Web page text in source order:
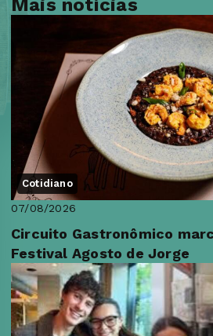
Mais notícias
Cotidiano
07/08/2026
Circuito Gastronômico
Festival Agosto de Jorge